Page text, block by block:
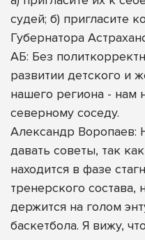
судей; б) пригласите
Губернатора
АБ: Без
развитии детского и
нашего региона - нам
северному соседу.
Александр Воропаев:
давать советы, так
находится в фазе
тренерского состава,
держится на голом
баскетбола. Я вижу,